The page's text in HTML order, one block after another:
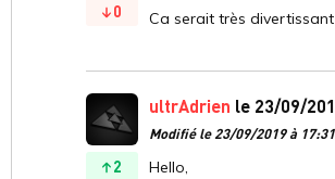
0
Ca serait très
2
ultrAdrien le 23/09/
Modifié le 23/09/2019 à 17:31
Hello,